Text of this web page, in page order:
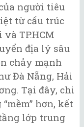
người tiêu
từ cấu trúc
TP.HCM
địa lý sâu
chảy mạnh
Đà Nẵng, Hải
Tại đây, chi
hơn, kết
lớp trung